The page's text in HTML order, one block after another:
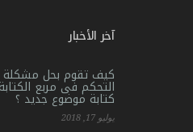
آخر الأخبار
كيف تقوم بحل مشكلة
التحكم فى مربع
كتابة موضوع جديد ؟
يوليو 17, 2018